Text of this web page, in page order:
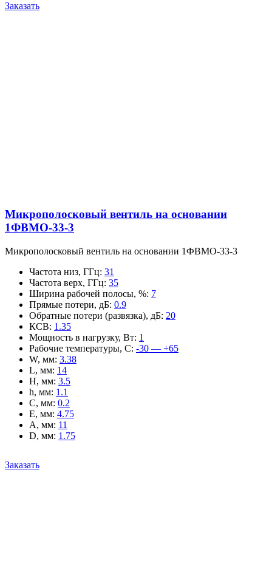
Заказать
Микрополосковый вентиль на основании
1ФВМO-33-3
Микрополосковый вентиль на основании 1ФВМO-33-3
Частота низ, ГГц: 31
Частота верх, ГГц: 35
Ширина рабочей полосы, %: 7
Прямые потери, дБ: 0.9
Обратные потери (развязка), дБ: 20
КСВ: 1.35
Мощность в нагрузку, Вт: 1
Рабочие температуры, С: -30 — +65
W, мм: 3.38
L, мм: 14
H, мм: 3.5
h, мм: 1.1
C, мм: 0.2
E, мм: 4.75
A, мм: 11
D, мм: 1.75
Заказать